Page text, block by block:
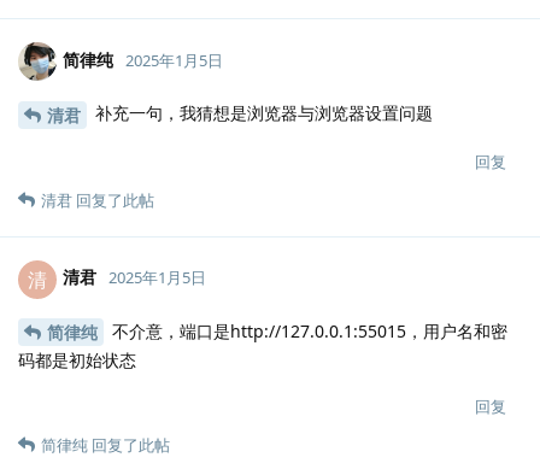
简律纯 2025年1月5日
清君 补充一句，我猜想是浏览器与浏览器设置问题
回复
清君 回复了此帖
清 清君 2025年1月5日
简律纯
不介意，端口是http://127.0.0.1:55015，用户名和密
码都是初始状态
回复
简律纯 回复了此帖